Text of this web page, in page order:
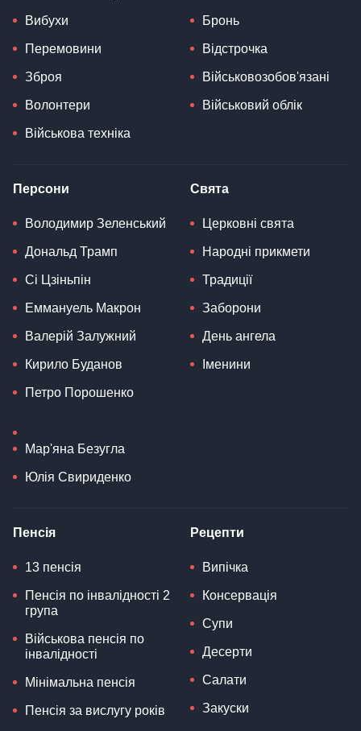
Вибухи
Перемовини
Зброя
Волонтери
Військова техніка
Бронь
Відстрочка
Військовозобов'язані
Військовий облік
Персони
Володимир Зеленський
Дональд Трамп
Сі Цзіньпін
Еммануель Макрон
Валерій Залужний
Кирило Буданов
Петро Порошенко
Мар'яна Безугла
Юлія Свириденко
Свята
Церковні свята
Народні прикмети
Традиції
Заборони
День ангела
Іменини
Пенсія
13 пенсія
Пенсія по інвалідності 2
група
Військова пенсія по
інвалідності
Мінімальна пенсія
Пенсія за вислугу років
Рецепти
Випічка
Консервація
Супи
Десерти
Салати
Закуски